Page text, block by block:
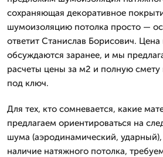
сохраняющая декоративное
шумоизоляцию потолка просто —
ответит Станислав Борисович. Цена
обсуждаются заранее, и мы
расчеты цены за м2 и полную
под ключ.
Для тех, кто сомневается, какие
предлагаем ориентироваться на
шума (аэродинамический, ударный),
наличие натяжного потолка,